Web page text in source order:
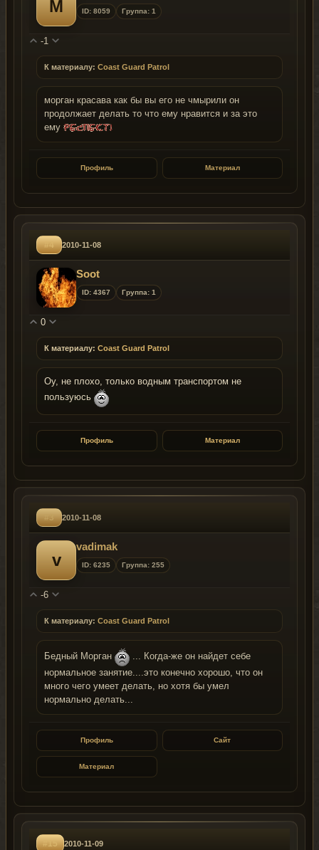
М ID: 8059 Группа: 1
-1
К материалу: Coast Guard Patrol
морган красава как бы вы его не чмырили он
продолжает делать то что ему нравится и за это
ему
Профиль Материал
#4 2010-11-08
Soot
ID: 4367 Группа: 1
0
К материалу: Coast Guard Patrol
Оу, не плохо, только водным транспортом не
пользуюсь
Профиль Материал
#3 2010-11-08
v
vadimak
ID: 6235 Группа: 255
-6
К материалу: Coast Guard Patrol
Бедный Морган
... Когда-же он найдет себе
нормальное занятие....это конечно хорошо, что он
много чего умеет делать, но хотя бы умел
нормально делать...
Профиль Сайт
Материал
#15 2010-11-09